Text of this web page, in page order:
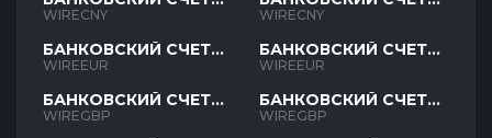
CNY
WIRECNY
БАНКОВСКИЙ СЧЕТ
EUR
WIREEUR
БАНКОВСКИЙ СЧЕТ
GBP
WIREGBP
CNY
WIRECNY
БАНКОВСКИЙ СЧЕТ
EUR
WIREEUR
БАНКОВСКИЙ СЧЕТ
GBP
WIREGBP